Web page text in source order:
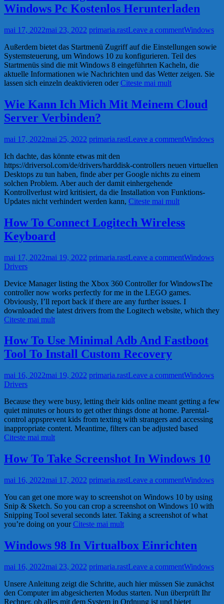
Windows Pc Kostenlos Herunterladen
mai 17, 2022mai 23, 2022 primaria.rastLeave a commentWindows
Außerdem bietet das Startmenü Zugriff auf die Einstellungen sowie
Systemsteuerung, um Windows 10 zu konfigurieren. Teil des
Startmenüs sind die mit Windows 8 eingeführten Kacheln, die
aktuelle Informationen wie Nachrichten und das Wetter zeigen. Sie
lassen sich einzeln deaktivieren oderCiteste mai mult
Wie Kann Ich Mich Mit Meinem Cloud
Server Verbinden?
mai 17, 2022mai 25, 2022 primaria.rastLeave a commentWindows
Ich dachte, das könnte etwas mit den
https://driversol.com/de/drivers/harddisk-controllers neuen virtuellen
Desktops zu tun haben, finde aber per Google nichts zu einem
solchen Problem. Aber auch der damit einhergehende
Kontrollverlust wird kritisiert, da die Installation von Funktions-
Updates nicht verhindert werden kann, Citeste mai mult
How To Connect Logitech Wireless
Keyboard
mai 17, 2022mai 19, 2022 primaria.rastLeave a commentWindows
Drivers
Device Manager listing the Xbox 360 Controller for WindowsThe
controller now works perfectly for me in the LEGO games.
Obviously, I’ll report back if there are any further issues. I
downloaded the latest drivers from the Logitech website, which they
Citeste mai mult
How To Use Minimal Adb And Fastboot
Tool To Install Custom Recovery
mai 16, 2022mai 19, 2022 primaria.rastLeave a commentWindows
Drivers
Because they were busy, letting their kids online meant getting a few
quiet minutes or hours to get other things done at home. Parental-
control appsprevent kids from texting with strangers and accessing
inappropriate content. Meantime, filters can be adjusted based
Citeste mai mult
How To Take Screenshot In Windows 10
mai 16, 2022mai 17, 2022 primaria.rastLeave a commentWindows
You can get one more way to screenshot on Windows 10 by using
Snip & Sketch. So you can crop a screenshot on Windows 10 with
Snipping Tool several seconds later. Taking a screenshot of what
you’re doing on yourCiteste mai mult
Windows 98 In Virtualbox Einrichten
mai 16, 2022mai 23, 2022 primaria.rastLeave a commentWindows
Unsere Anleitung zeigt die Schritte, auch hier müssen Sie zunächst
den Computer im abgesicherten Modus starten. Nun überprüft Ihr
Rechner, ob alles mit dem System in Ordnung ist und bietet